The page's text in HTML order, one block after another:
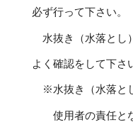
必ず行って下さい。
水抜き（水落とし
よく確認をして下さ
※水抜き（水落と
使用者の責任とな